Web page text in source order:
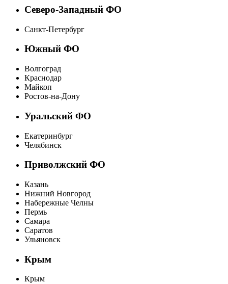
Северо-Западный ФО
Санкт-Петербург
Южный ФО
Волгоград
Краснодар
Майкоп
Ростов-на-Дону
Уральский ФО
Екатеринбург
Челябинск
Приволжский ФО
Казань
Нижний Новгород
Набережные Челны
Пермь
Самара
Саратов
Ульяновск
Крым
Крым